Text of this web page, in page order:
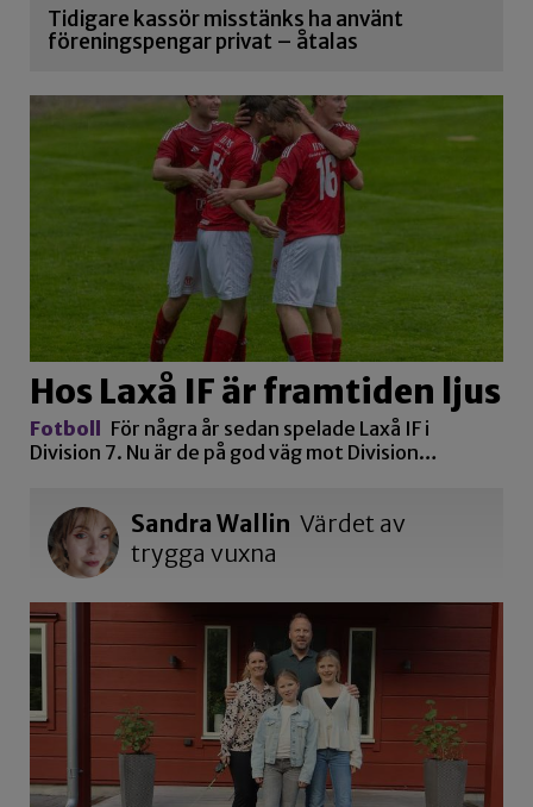
Tidigare kassör misstänks ha använt
föreningspengar privat – åtalas
Hos Laxå IF är framtiden ljus
Fotboll
För några år sedan spelade Laxå IF i
Division 7. Nu är de på god väg mot Division…
Sandra Wallin Värdet av
trygga vuxna